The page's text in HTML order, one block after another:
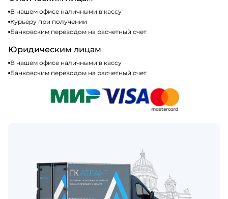
В нашем офисе наличными в кассу
Курьеру при получении
Банковским переводом на расчетный счет
Юридическим лицам
В нашем офисе наличными в кассу
Банковским переводом на расчетный счет